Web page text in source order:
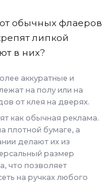
обычных флаеров
липкой
в них?
аккуратные и
на полу или на
от клея на дверях.
как обычная реклама.
плотной бумаге, а
делают их из
размер
что позволяет
на ручках любого